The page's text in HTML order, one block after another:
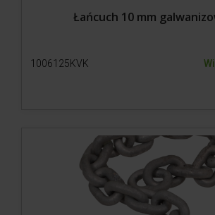
Łańcuch 10 mm
1006125KVK